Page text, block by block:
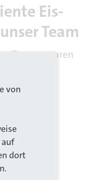
Eis-
Team
Temperaturen
von
dort